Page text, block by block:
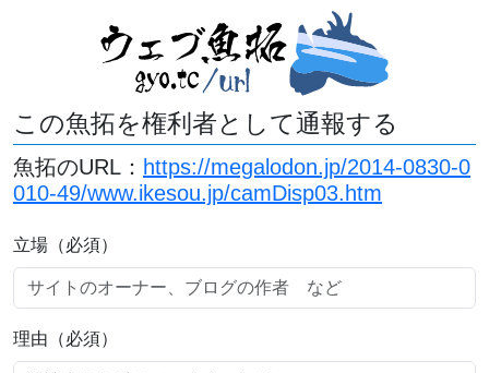
この魚拓を権利者として通報する
魚拓のURL： https://megalodon.jp/2014-0830-0
010-49/www.ikesou.jp/camDisp03.htm
立場（必須）
理由（必須）